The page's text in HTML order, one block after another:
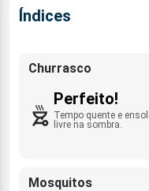
Rajada de vento
Índices
Churrasco
Perfeito!
Tempo quente e
livre na sombra.
Mosquitos